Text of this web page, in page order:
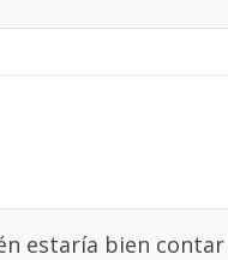
estaría bien